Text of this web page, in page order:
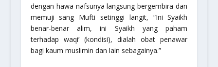
dengan hawa nafsunya langsung bergembira dan
memuji sang Mufti setinggi langit, “Ini Syaikh
benar-benar alim, ini Syaikh yang paham
terhadap waqi’ (kondisi), dialah obat penawar
bagi kaum muslimin dan lain sebagainya.”